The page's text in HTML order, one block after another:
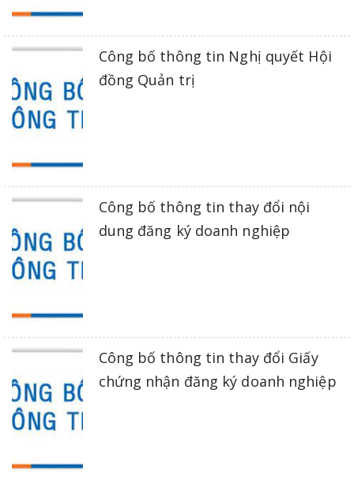
Công bố thông tin Nghị quyết Hội
đồng Quản trị
Công bố thông tin thay đổi nội
dung đăng ký doanh nghiệp
Công bố thông tin thay đổi Giấy
chứng nhận đăng ký doanh nghiệp